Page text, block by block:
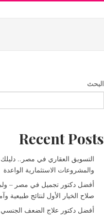
البحث
Recent Posts
التسويق العقاري في مصر..
والمشروعات الاستثمارية الواعدة
أفضل دكتور تجميل في مصر –
صلاح الخيار الأول لنتائج طبيعية
أفضل دكتور علاج الضعف الجنسي